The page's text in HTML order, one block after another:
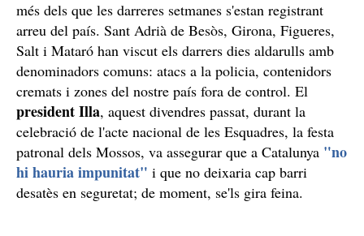
més dels que les darreres setmanes s'estan registrant
arreu del país. Sant Adrià de Besòs, Girona, Figueres,
Salt i Mataró han viscut els darrers dies aldarulls amb
denominadors comuns: atacs a la policia, contenidors
cremats i zones del nostre país fora de control. El
president Illa, aquest divendres passat, durant la
celebració de l'acte nacional de les Esquadres, la festa
patronal dels Mossos, va assegurar que a Catalunya "no
hi hauria impunitat" i que no deixaria cap barri
desatès en seguretat; de moment, se'ls gira feina.